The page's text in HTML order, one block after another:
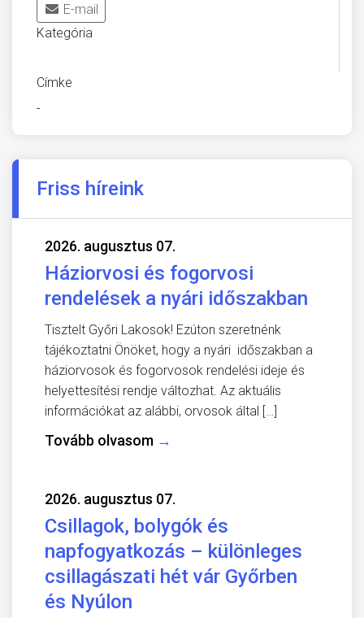
E-mail
Kategória
Címke
-
Friss híreink
2026. augusztus 07.
Háziorvosi és fogorvosi
rendelések a nyári időszakban
Tisztelt Győri Lakosok! Ezúton szeretnénk
tájékoztatni Önöket, hogy a nyári időszakban a
háziorvosok és fogorvosok rendelési ideje és
helyettesítési rendje változhat. Az aktuális
információkat az alábbi, orvosok által […]
Tovább olvasom →
2026. augusztus 07.
Csillagok, bolygók és
napfogyatkozás – különleges
csillagászati hét vár Győrben
és Nyúlon